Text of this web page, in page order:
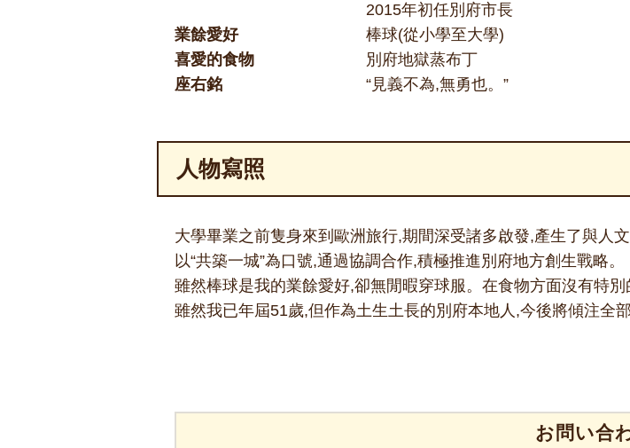
2015年初任別府市長
業餘愛好
棒球(從小學至大學)
喜愛的食物
別府地獄蒸布丁
座右銘
“見義不為,無勇也。”
人物寫照
大學畢業之前隻身來到歐洲旅行,期間深受諸多啟發,產生了與人
以“共築一城”為口號,通過協調合作,積極推進別府地方創生戰略。
雖然棒球是我的業餘愛好,卻無閒暇穿球服。在食物方面沒有特別
雖然我已年屆51歲,但作為土生土長的別府本地人,今後將傾注全
お問い合